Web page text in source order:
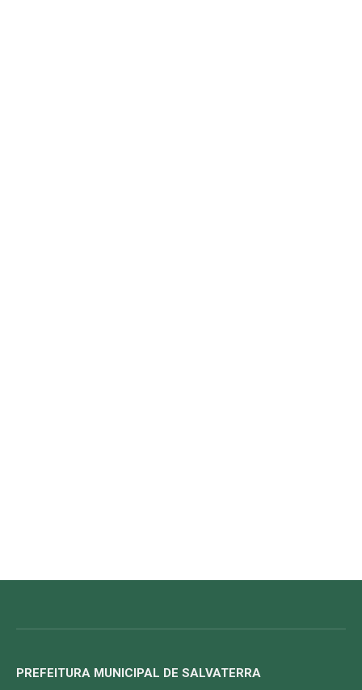
PREFEITURA MUNICIPAL DE SALVATERRA